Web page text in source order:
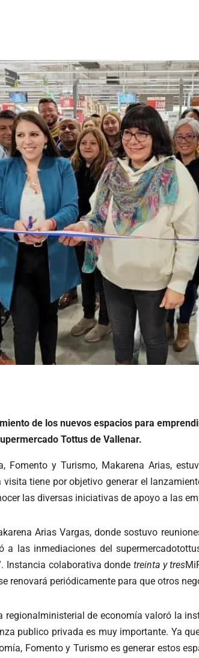
de los nuevos espacios para
Tottus de Vallenar.
Fomento y Turismo, Makarena Arias,
tiene por objetivo generar el
las diversas iniciativas de apoyo a las
Arias Vargas, donde sostuvo
las inmediaciones del
Instancia colaborativa donde treinta y tres
renovará periódicamente para que otros
regionalministerial de economía valoró la
publico privada es muy importante. Ya
Fomento y Turismo es generar estos